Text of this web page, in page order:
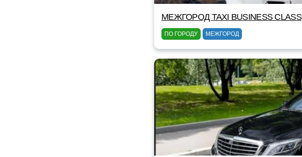
МЕЖГОРОД TAXI BUSINESS CLASS
ПО ГОРОДУ МЕЖГОРОД